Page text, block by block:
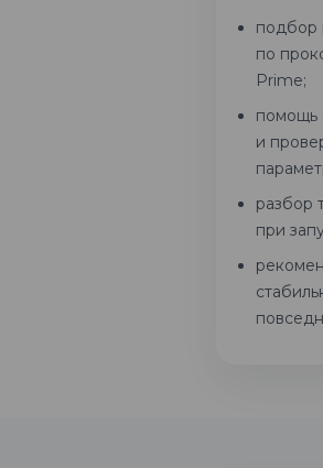
подбор
по
Prime;
помощь
и
разбор
при